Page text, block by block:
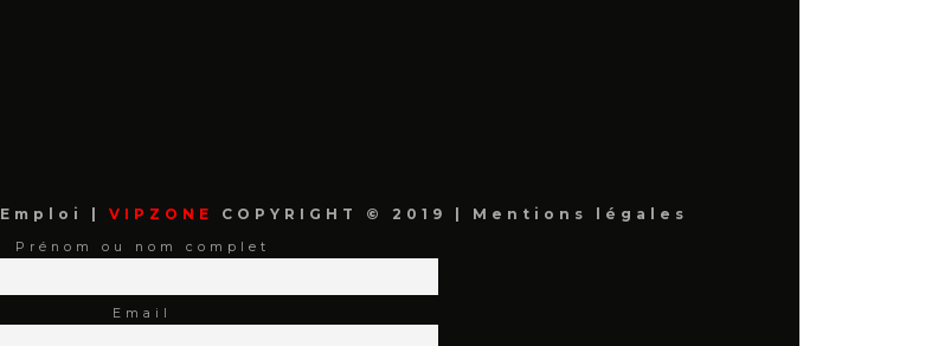
Emploi VIPZONE COPYRIGHT © 2019 | Mentions légales
Prénom ou nom complet
Email